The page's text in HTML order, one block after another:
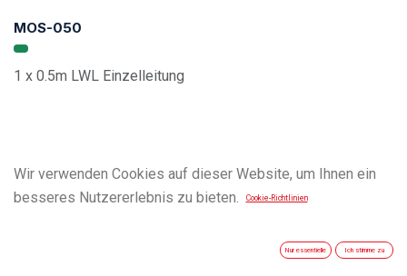
MOS-050
1 x 0.5m LWL Einzelleitung
Wir verwenden Cookies auf dieser Website, um Ihnen ein
besseres Nutzererlebnis zu bieten.
Cookie-Richtlinien
Nur essentielle Ich stimme zu